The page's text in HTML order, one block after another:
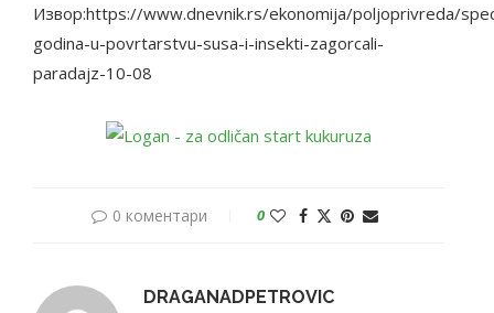
Извор:https://www.dnevnik.rs/ekonomija/poljoprivreda/
godina-u-povrtarstvu-susa-i-insekti-zagorcali-
paradajz-10-08
0 коментари 0
DRAGANADPETROVIC